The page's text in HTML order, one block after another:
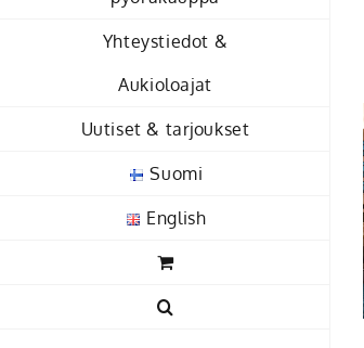
Yhteystiedot &
Aukioloajat
Uutiset & tarjoukset
Suomi
English